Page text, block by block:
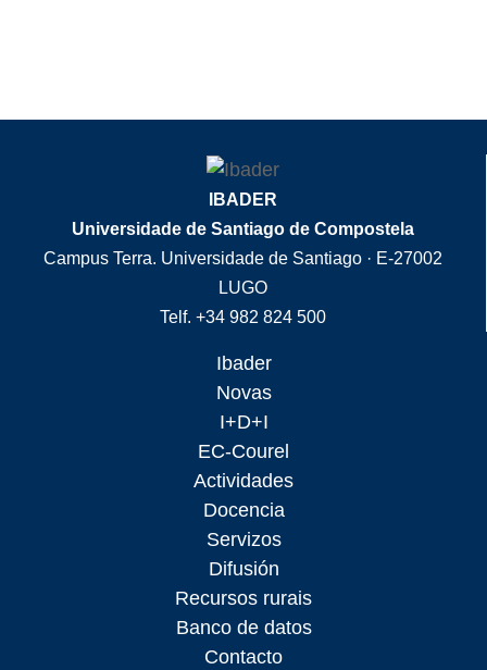
IBADER
Universidade de Santiago de Compostela
Campus Terra. Universidade de Santiago · E-27002
LUGO
Telf. +34 982 824 500
Ibader
Novas
I+D+I
EC-Courel
Actividades
Docencia
Servizos
Difusión
Recursos rurais
Banco de datos
Contacto